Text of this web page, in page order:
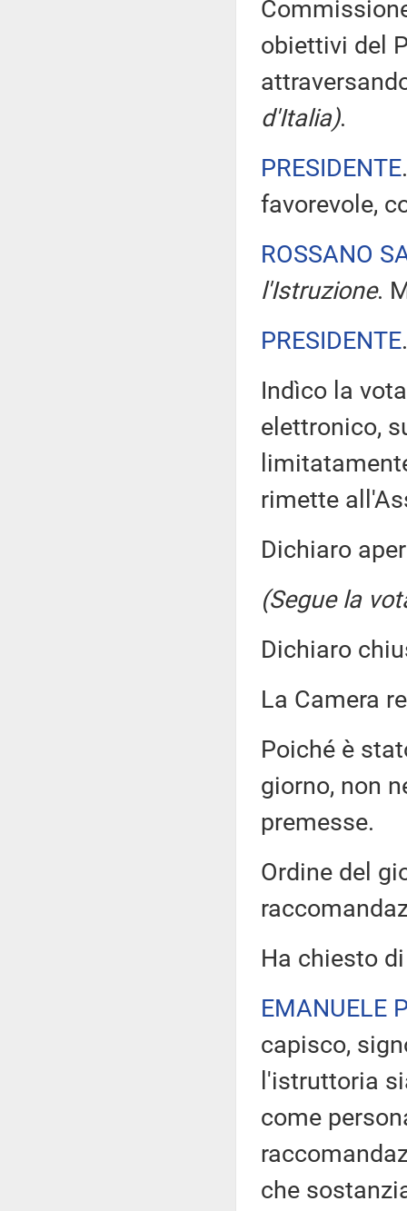
obiettivi del
d'Italia).
PRESIDENTE
favorevole,
ROSSANO
l'Istruzione.
PRESIDENTE
Indìco la
elettronico,
rimette
Dichiaro
(Segue la
Dichiaro
La Camera
Poiché è
giorno, non
premesse.
Ordine del
Ha chiesto
EMANUELE
capisco,
l'istruttoria
come
che